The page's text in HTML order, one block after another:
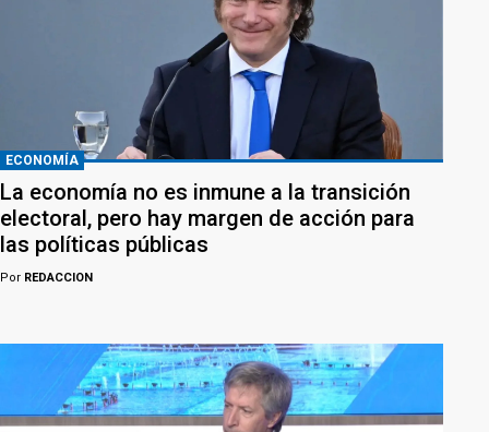
ECONOMÍA
La economía no es inmune a la transición
electoral, pero hay margen de acción para
las políticas públicas
Por REDACCION